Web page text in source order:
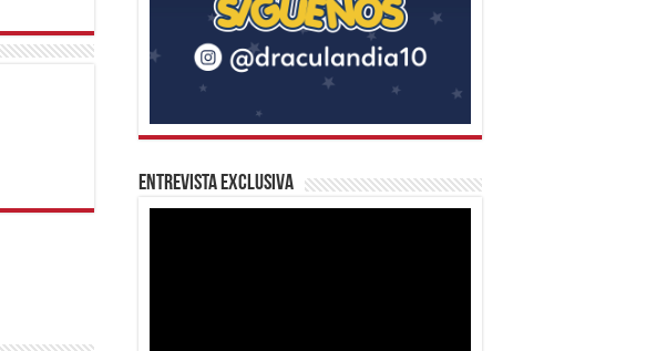
Entrevista Exclusiva